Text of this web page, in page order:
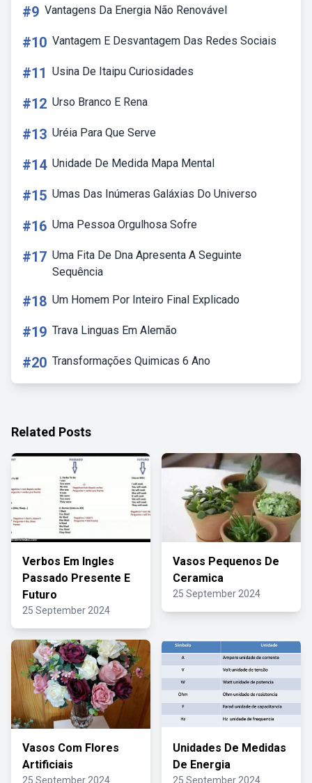
#9 Vantagens Da Energia Não Renovável
#10 Vantagem E Desvantagem Das Redes Sociais
#11 Usina De Itaipu Curiosidades
#12 Urso Branco E Rena
#13 Uréia Para Que Serve
#14 Unidade De Medida Mapa Mental
#15 Umas Das Inúmeras Galáxias Do Universo
#16 Uma Pessoa Orgulhosa Sofre
#17 Uma Fita De Dna Apresenta A Seguinte
Sequência
#18 Um Homem Por Inteiro Final Explicado
#19 Trava Linguas Em Alemão
#20 Transformações Quimicas 6 Ano
Related Posts
Verbos Em Ingles
Passado Presente E
Futuro
25 September 2024
Vasos Pequenos De
Ceramica
25 September 2024
Vasos Com Flores
Artificiais
25 September 2024
Unidades De Medidas
De Energia
25 September 2024